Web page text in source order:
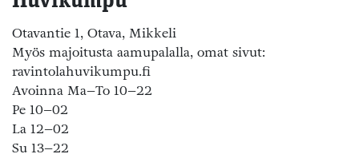
Otavantie 1, Otava, Mikkeli
Myös majoitusta aamupalalla, omat sivut:
ravintolahuvikumpu.fi
Avoinna Ma–To 10–22
Pe 10–02
La 12–02
Su 13–22